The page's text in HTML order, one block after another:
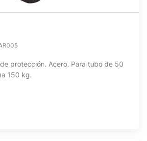
protección. Acero. Para tubo de 50
150 kg.